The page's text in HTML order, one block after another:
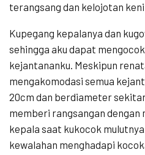
terangsang dan kelojotan
Kupegang kepalanya dan
sehingga aku dapat
kejantananku. Meskipun
mengakomodasi semua
20cm dan berdiameter
memberi rangsangan dengan
kepala saat kukocok
kewalahan menghadapi